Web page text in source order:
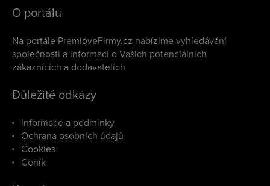
O portálu
Na portále PremioveFirmy.cz nabízíme vyhledávání
společností a informací o Vašich potenciálních
zákaznících a dodavatelích
Důležité odkazy
Informace a podmínky
Ochrana osobních údajů
Cookies
Ceník